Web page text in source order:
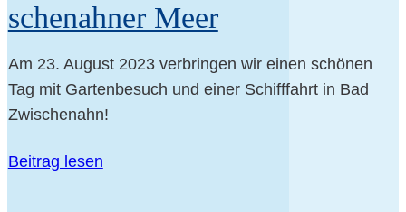
schen­ah­ner Meer
Am 23. August 2023 ver­brin­gen wir einen schö­nen
Tag mit Gar­ten­be­such und einer Schiff­fahrt in Bad
Zwischenahn!
Bei­trag lesen